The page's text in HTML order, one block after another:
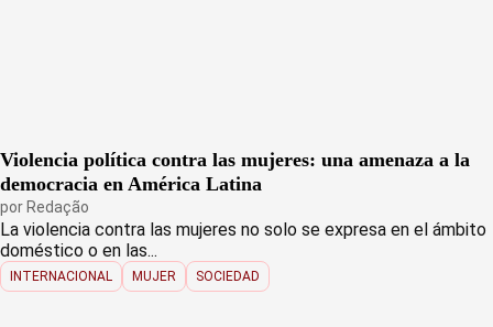
Violencia política contra las mujeres: una amenaza a la
democracia en América Latina
por Redação
La violencia contra las mujeres no solo se expresa en el ámbito
doméstico o en las...
INTERNACIONAL MUJER SOCIEDAD